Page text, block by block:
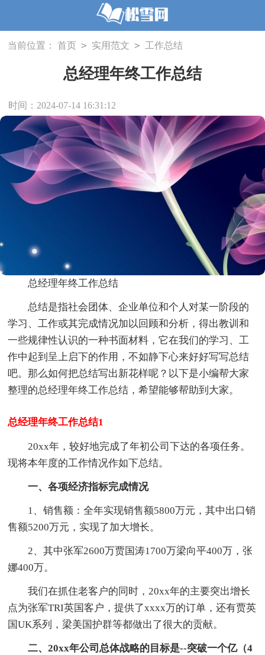
当前位置： 首页 > 实用范文 > 工作总结
总经理年终工作总结
时间：2024-07-14 16:31:12
总经理年终工作总结
总结是指社会团体、企业单位和个人对某一阶段的
学习、工作或其完成情况加以回顾和分析，得出教训和
一些规律性认识的一种书面材料，它在我们的学习、工
作中起到呈上启下的作用，不如静下心来好好写写总结
吧。那么如何把总结写出新花样呢？以下是小编帮大家
整理的总经理年终工作总结，希望能够帮助到大家。
总经理年终工作总结1
20xx年，较好地完成了年初公司下达的各项任务。
现将本年度的工作情况作如下总结。
一、各项经济指标完成情况
1、销售额：全年实现销售额5800万元，其中出口销
售额5200万元，实现了加大增长。
2、其中张军2600万贾国涛1700万梁向平400万，张
娜400万。
我们在抓住老客户的同时，20xx年的主要突出增长
点为张军TRI英国客户，提供了xxxx万的订单，还有贾英
国UK系列，梁美国护群等都做出了很大的贡献。
二、20xx年公司总体战略的目标是--突破一个亿（4